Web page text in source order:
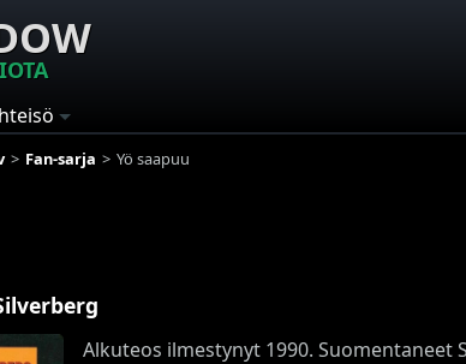
Fan-sarja Yö saapuu
Alkuteos ilmestynyt 1990. Suomentaneet